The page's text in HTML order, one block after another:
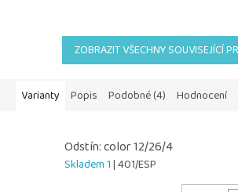
ZOBRAZIT VŠECHNY SOUVISEJÍCÍ
Varianty Popis Podobné (4) Hodnocení
Odstín: color 12/26/4
Skladem 1| 401/ESP